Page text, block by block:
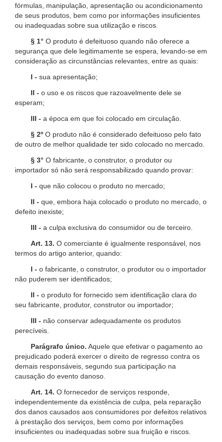
fórmulas, manipulação, apresentação ou acondicionamento
de seus produtos, bem como por informações insuficientes
ou inadequadas sobre sua utilização e riscos.
§ 1° O produto é defeituoso quando não oferece a
segurança que dele legitimamente se espera, levando-se em
consideração as circunstâncias relevantes, entre as quais:
I - sua apresentação;
II - o uso e os riscos que razoavelmente dele se
esperam;
III - a época em que foi colocado em circulação.
§ 2º O produto não é considerado defeituoso pelo fato
de outro de melhor qualidade ter sido colocado no mercado.
§ 3° O fabricante, o construtor, o produtor ou
importador só não será responsabilizado quando provar:
I - que não colocou o produto no mercado;
II - que, embora haja colocado o produto no mercado, o
defeito inexiste;
III - a culpa exclusiva do consumidor ou de terceiro.
Art. 13. O comerciante é igualmente responsável, nos
termos do artigo anterior, quando:
I - o fabricante, o construtor, o produtor ou o importador
não puderem ser identificados;
II - o produto for fornecido sem identificação clara do
seu fabricante, produtor, construtor ou importador;
III - não conservar adequadamente os produtos
perecíveis.
Parágrafo único. Aquele que efetivar o pagamento ao
prejudicado poderá exercer o direito de regresso contra os
demais responsáveis, segundo sua participação na
causação do evento danoso.
Art. 14. O fornecedor de serviços responde,
independentemente da existência de culpa, pela reparação
dos danos causados aos consumidores por defeitos relativos
à prestação dos serviços, bem como por informações
insuficientes ou inadequadas sobre sua fruição e riscos.